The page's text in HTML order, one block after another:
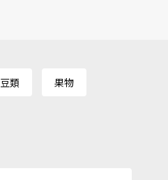
豆類 果物